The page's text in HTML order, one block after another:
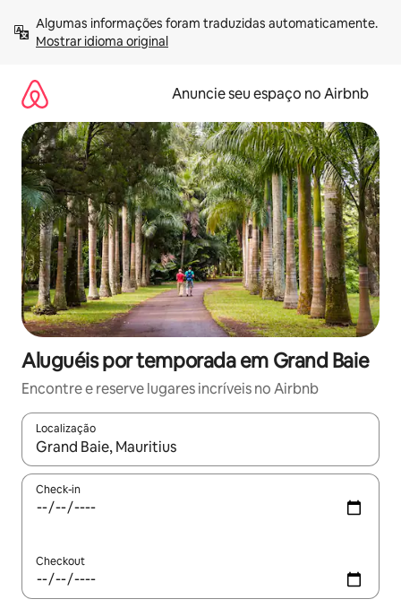
para
Mostrar idioma original
Anuncie seu espaço no Airbnb
Aluguéis por temporada em Grand Baie
Encontre e reserve lugares incríveis no Airbnb
Localização
Quando os resultados estiverem disponíveis, explore-os
Check-in
Checkout